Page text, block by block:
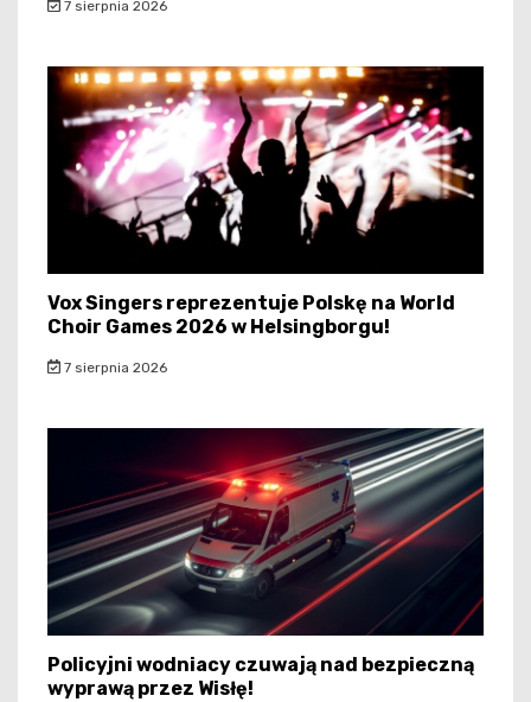
7 sierpnia 2026
Vox Singers reprezentuje Polskę na World
Choir Games 2026 w Helsingborgu!
7 sierpnia 2026
Policyjni wodniacy czuwają nad bezpieczną
wyprawą przez Wisłę!